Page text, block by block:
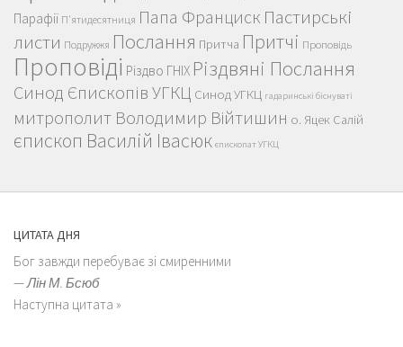
Парафії П'ятидесятниця Папа Франциск Пастирські
листи Подружжя Послання Притча Притчі Проповідь
Проповіді Різдво ГНІХ Різдвяні Послання
Синод Єпископів УГКЦ Синод УГКЦ гадаринські біснуваті
митрополит Володимир Війтишин о. Яцек Салій
єпископ Василій Івасюк єпископат УГКЦ
ЦИТАТА ДНЯ
Бог завжди перебуває зі смиренними
—Лін М. Бсюб
Наступна цитата »